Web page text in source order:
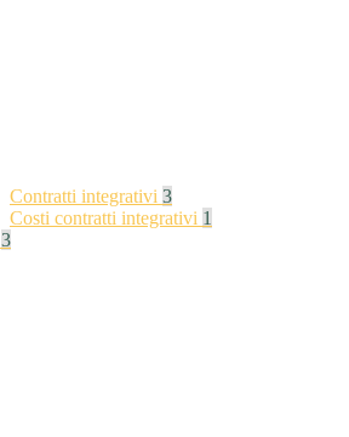
Contratti integrativi 3
Costi contratti integrativi 1
3